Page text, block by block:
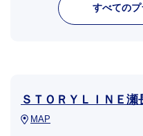
すべての
ＳＴＯＲＹＬＩＮＥ瀬
MAP